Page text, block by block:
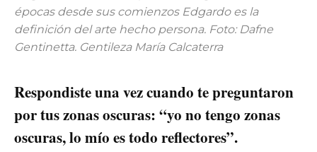
épocas desde sus comienzos Edgardo es la
definición del arte hecho persona. Foto: Dafne
Gentinetta. Gentileza María Calcaterra
Respondiste una vez cuando te preguntaron
por tus zonas oscuras: “yo no tengo zonas
oscuras, lo mío es todo reflectores”.